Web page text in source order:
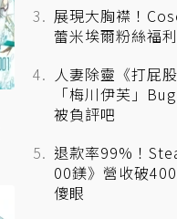
展現大胸襟！
蕾米埃爾粉絲福
人妻除靈《打屁
「梅川伊芙」
被負評吧
退款率99%！
00鎂》營收破
傻眼